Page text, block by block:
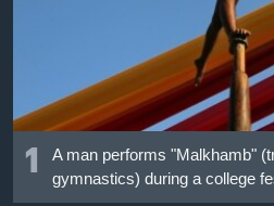
ติดตามเรา
เลือกภาษา
1
A man performs "Malkhamb"
gymnastics) during a college